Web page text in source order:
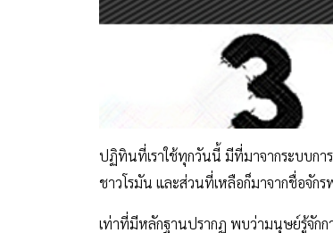
ชาวโรมัน และส่วนที่เหลือก็มาจากชื่อจักร